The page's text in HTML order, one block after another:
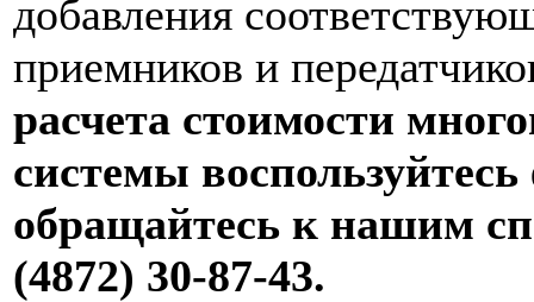
добавления
приемников и
расчета стоимости
системы
обращайтесь к нашим
(4872) 30-87-43.